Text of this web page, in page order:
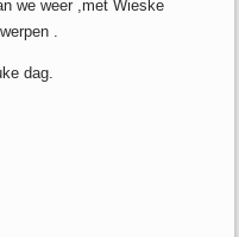
we weer ,met Wieske
.
dag.